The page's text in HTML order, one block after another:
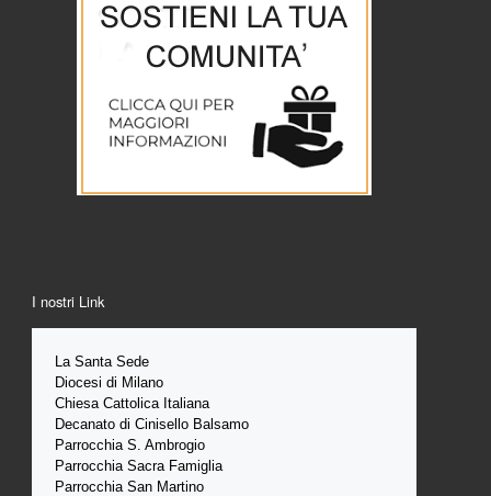
I nostri Link
La Santa Sede
Diocesi di Milano
Chiesa Cattolica Italiana
Decanato di Cinisello Balsamo
Parrocchia S. Ambrogio
Parrocchia Sacra Famiglia
Parrocchia San Martino